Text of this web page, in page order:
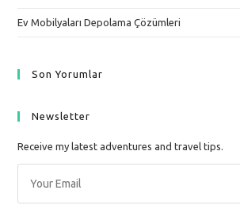
Ev Mobilyaları Depolama Çözümleri
Son Yorumlar
Newsletter
Receive my latest adventures and travel tips.